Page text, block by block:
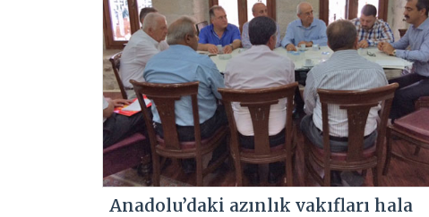
Anadolu’daki azınlık vakıfları hala